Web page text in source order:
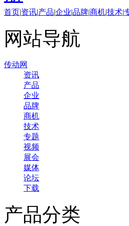
首页|资讯|产品|企业|品牌|商机|技术|
网站导航
传动网
资讯
产品
企业
品牌
商机
技术
专题
视频
展会
媒体
论坛
下载
产品分类